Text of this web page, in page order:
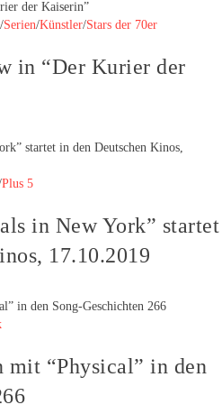
/Serien/Künstler/Stars der 70er
in “Der Kurier der
Plus 5
in New York” startet
17.10.2019
“Physical” in den